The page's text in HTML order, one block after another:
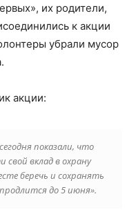
их родители,
к акции
убрали мусор
акции:
показали, что
вклад в охрану
беречь и сохранять
до 5 июня».